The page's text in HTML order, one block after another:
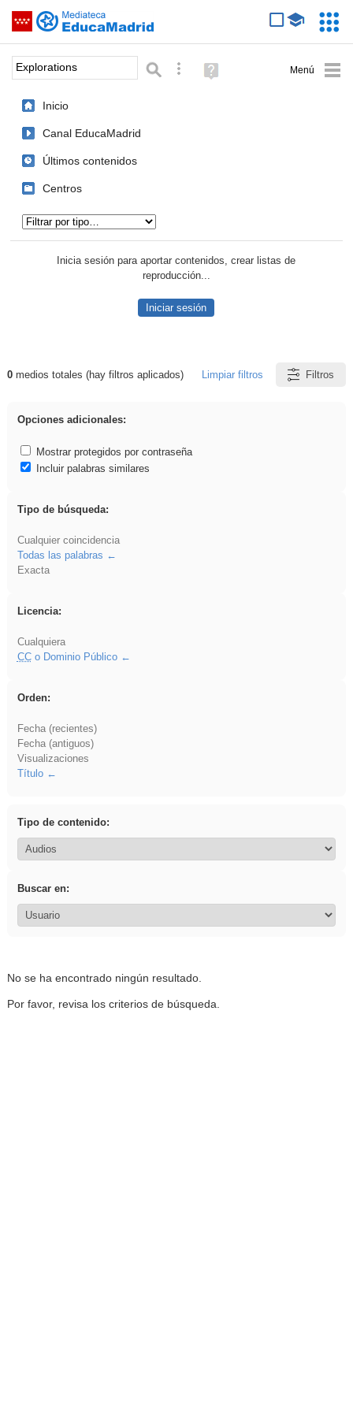
Saltar navegación
Palabra o frase: Búsqueda avanzada
Ayuda
(en
Inicio
Canal EducaMadrid
Últimos contenidos
Centros
Inicia sesión para aportar contenidos, crear listas de
reproducción...
Iniciar sesión
Resultados de: Explorations
0medios totales (hay filtros aplicados) Limpiar filtros Filtros
Opciones adicionales:
Mostrar protegidos por contraseña
Incluir palabras similares
Tipo de búsqueda:
Cualquier coincidencia
Todas las palabras
Exacta
Licencia:
Cualquiera
CCo Dominio Público
Orden:
Fecha (recientes)
Fecha (antiguos)
Visualizaciones
Título
Tipo de contenido:
Buscar en:
No se ha encontrado ningún resultado.
Por favor, revisa los criterios de búsqueda.